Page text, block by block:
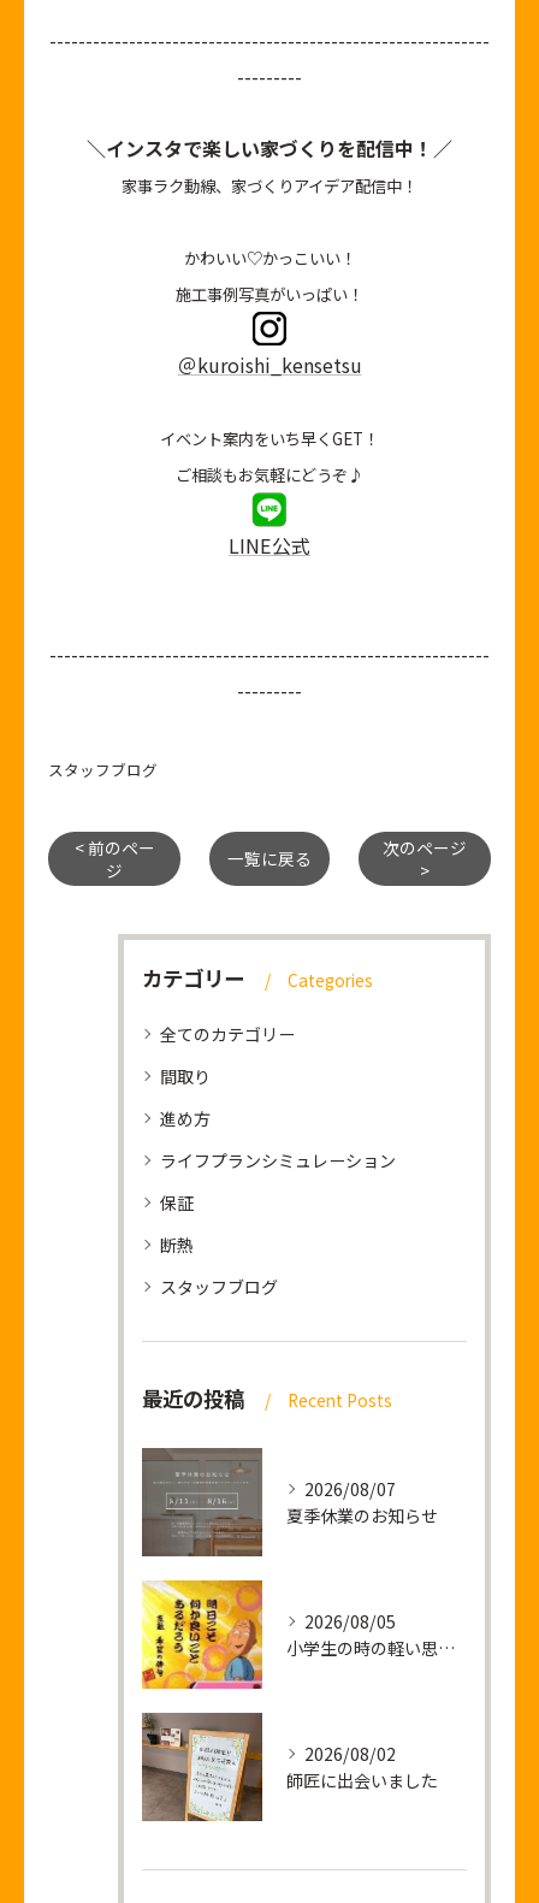
-------------------------------------------------------------
---------
＼インスタで楽しい家づくりを配信中！／
家事ラク動線、家づくりアイデア配信中！
かわいい♡かっこいい！
施工事例写真がいっぱい！
＠kuroishi_kensetsu
イベント案内をいち早くGET！
ご相談もお気軽にどうぞ♪
LINE公式
-------------------------------------------------------------
---------
スタッフブログ
< 前のペー
ジ
一覧に戻る
次のページ
>
カテゴリー Categories
全てのカテゴリー
間取り
進め方
ライフプランシミュレーション
保証
断熱
スタッフブログ
最近の投稿 Recent Posts
2026/08/07
夏季休業のお知らせ
2026/08/05
小学生の時の軽い思い出話し
2026/08/02
師匠に出会いました